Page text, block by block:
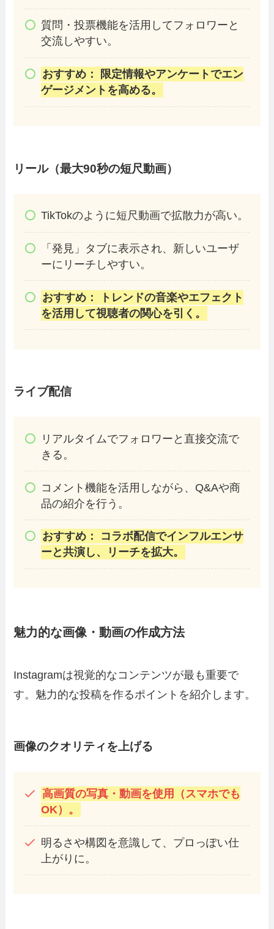
質問・投票機能を活用してフォロワーと
交流しやすい。
おすすめ： 限定情報やアンケートでエン
ゲージメントを高める。
リール（最大90秒の短尺動画）
TikTokのように短尺動画で拡散力が高い。
「発見」タブに表示され、新しいユーザ
ーにリーチしやすい。
おすすめ： トレンドの音楽やエフェクト
を活用して視聴者の関心を引く。
ライブ配信
リアルタイムでフォロワーと直接交流で
きる。
コメント機能を活用しながら、Q&Aや商
品の紹介を行う。
おすすめ： コラボ配信でインフルエンサ
ーと共演し、リーチを拡大。
魅力的な画像・動画の作成方法
Instagramは視覚的なコンテンツが最も重要で
す。魅力的な投稿を作るポイントを紹介します。
画像のクオリティを上げる
高画質の写真・動画を使用（スマホでも
OK）。
明るさや構図を意識して、プロっぽい仕
上がりに。